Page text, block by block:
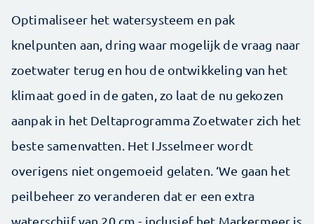
Optimaliseer het watersysteem en pak
knelpunten aan, dring waar mogelijk de vraag naar
zoetwater terug en hou de ontwikkeling van het
klimaat goed in de gaten, zo laat de nu gekozen
aanpak in het Deltaprogramma Zoetwater zich het
beste samenvatten. Het IJsselmeer wordt
overigens niet ongemoeid gelaten. ‘We gaan het
peilbeheer zo veranderen dat er een extra
waterschijf van 20 cm - inclusief het Markermeer is